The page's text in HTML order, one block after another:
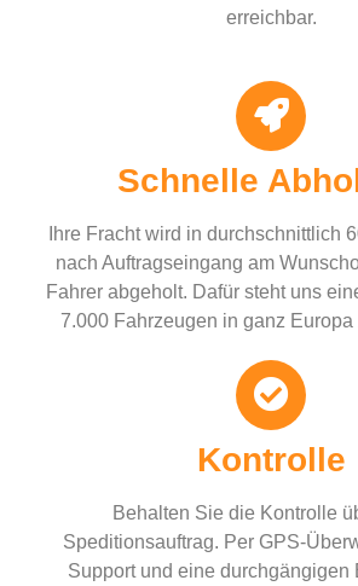
erreichbar.
Schnelle
Ihre Fracht wird in durchschnittlich
nach Auftragseingang am
Fahrer abgeholt. Dafür steht uns
7.000 Fahrzeugen in ganz Europa
Kontrolle
Behalten Sie die Kontrolle
Speditionsauftrag. Per GPS-
Support und eine durchgängigen